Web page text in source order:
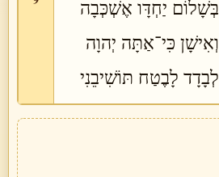
בְּשָׁלוֹם יַחְדָּו אֶשְׁכְּבָה
וְאִישָׁן כִּי־אַתָּה יְהוָה
לְבָדָד לָבֶטַח תּוֹשִׁיבֵנִי